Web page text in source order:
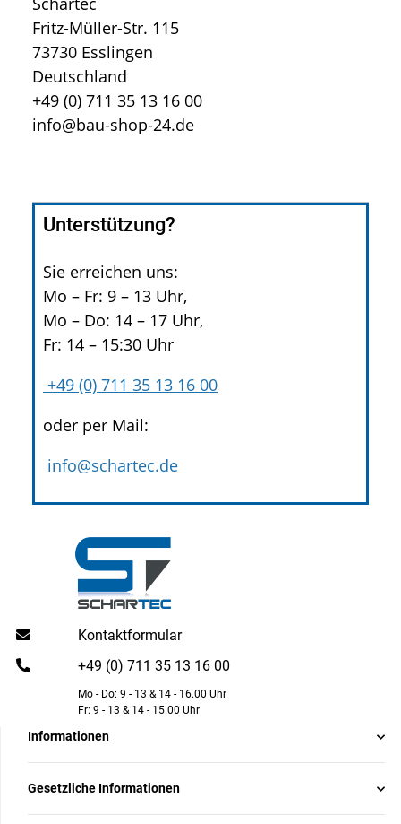
Fritz-Müller-Str. 115
73730 Esslingen
Deutschland
+49 (0) 711 35 13 16 00
info@bau-shop-24.de
Unterstützung?
Sie erreichen uns:
Mo – Fr: 9 – 13 Uhr,
Mo – Do: 14 – 17 Uhr,
Fr: 14 – 15:30 Uhr
+49 (0) 711 35 13 16 00
oder per Mail:
info@schartec.de
Kontaktformular
+49 (0) 711 35 13 16 00
Mo - Do: 9 - 13 & 14 - 16.00 Uhr
Fr: 9 - 13 & 14 - 15.00 Uhr
Informationen
Gesetzliche Informationen